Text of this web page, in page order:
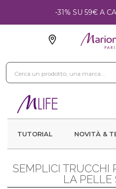
-31% SU 59€ A
TUTORIAL NOVITÀ &
SEMPLICI TRUCCHI
LA PELLE